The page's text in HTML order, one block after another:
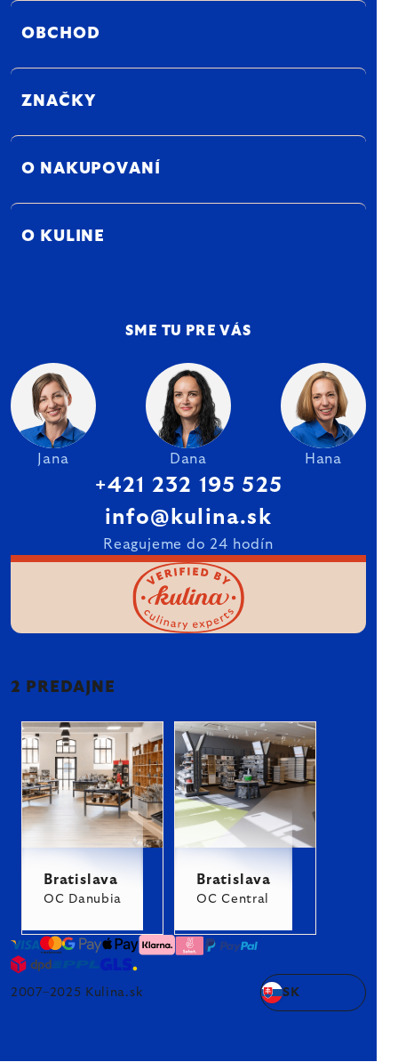
OBCHOD
ZNAČKY
O NAKUPOVANÍ
O KULINE
SME TU PRE VÁS
Jana Dana Hana
+421 232 195 525
info@kulina.sk
Reagujeme do 24 hodín
2 PREDAJNE
Bratislava
OC Danubia
Bratislava
OC Central
2007–2025 Kulina.sk SK